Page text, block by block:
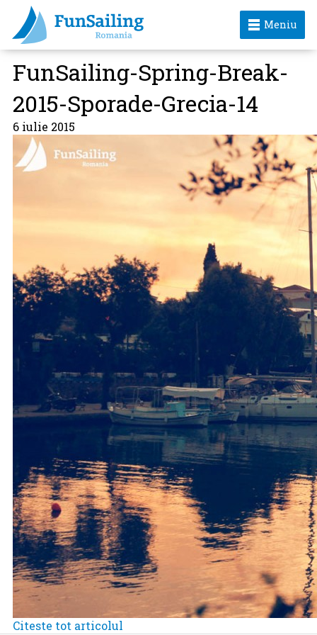
Meniu
FunSailing-Spring-Break-
2015-Sporade-Grecia-14
6 iulie 2015
Citeste tot articolul